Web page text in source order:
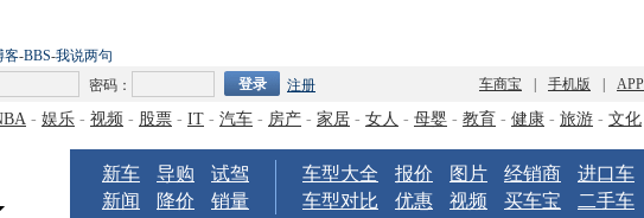
客-BBS-我说两句
密码： 注册 车商宝 手机版
- 娱乐 - 视频 - 股票 - IT - 汽车 - 房产 - 家居 - 女人 - 母婴 - 教育 - 健康 - 旅游 - 文化
新车 导购
试驾
新闻
降价 销量
车型大全 报价 图片 经销商
进口车
车型对比
优惠 视频 买车宝 二手车